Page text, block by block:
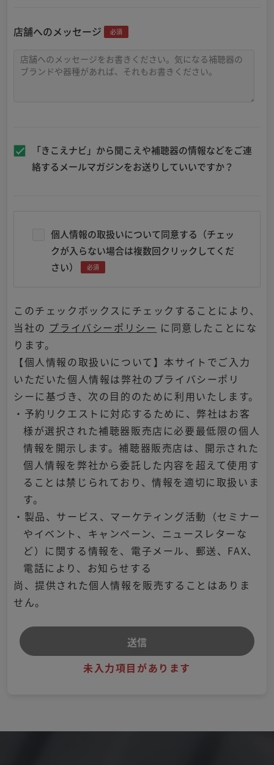
店舗へのメッセージ 必須
「きこえナビ」から聞こえや補聴器の情報などをご連
絡するメールマガジンをお送りしていいですか？
個人情報の取扱いについて同意する（チェッ
クが入らない場合は複数回クリックしてくだ
さい）
必須
このチェックボックスにチェックすることにより、
当社の プライバシーポリシー に同意したことにな
ります。
【個人情報の取扱いについて】本サイトでご入力
いただいた個人情報は弊社のプライバシーポリ
シーに基づき、次の目的のために利用いたします。
・予約リクエストに対応するために、弊社はお客
様が選択された補聴器販売店に必要最低限の個人
情報を開示します。補聴器販売店は、開示された
個人情報を弊社から委託した内容を超えて使用す
ることは禁じられており、情報を適切に取扱いま
す。
・製品、サービス、マーケティング活動（セミナー
やイベント、キャンペーン、ニュースレターな
ど）に関する情報を、電子メール、郵送、FAX、
電話により、お知らせする
尚、提供された個人情報を販売することはありま
せん。
未入力項目があります